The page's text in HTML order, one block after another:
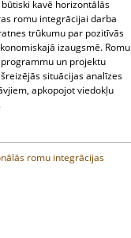
kavē horizontālās
romu integrācijai darba
trūkumu par pozitīvās
izaugsmē. Romu
un projektu
situācijas analīzes
apkopojot viedokļu
romu integrācijas